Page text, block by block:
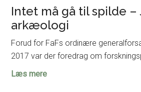
Intet må gå til spilde –
arkæologi
Forud for FaFs ordinære
2017 var der foredrag om
Læs mereIntet